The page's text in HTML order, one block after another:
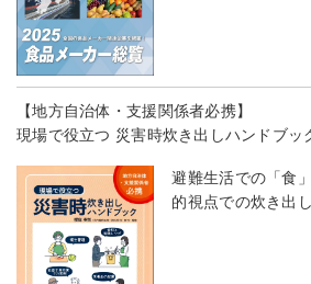
【地方自治体・支援関係者必携】
現場で役立つ 災害時炊き出しハンドブッ
避難生活での「食
的視点での炊き出